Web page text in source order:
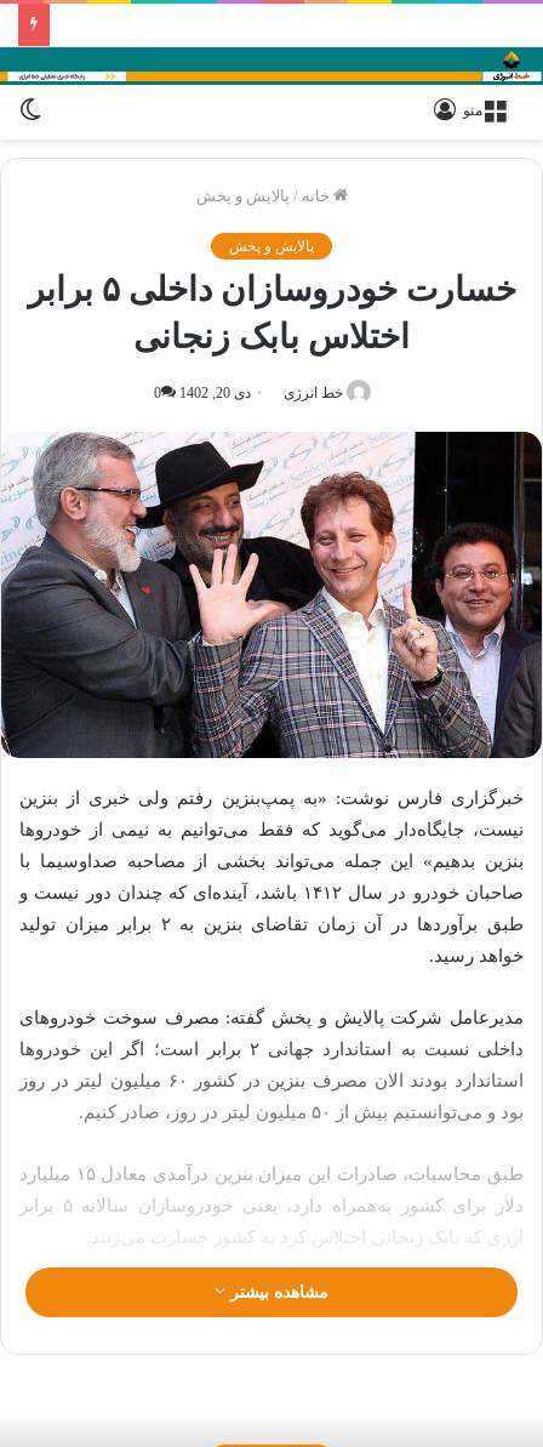
منو
خانه / پالایش و پخش
پالایش و پخش
خسارت خودروسازان داخلی ۵ برابر
اختلاس بابک زنجانی
خط انرژی دی 20, 1402 0
خبرگزاری فارس نوشت: «به پمپ‌بنزین رفتم ولی خبری از بنزین
نیست، جایگاه‌دار می‌گوید که فقط می‌توانیم به نیمی از خودروها
بنزین بدهیم» این جمله می‌تواند بخشی از مصاحبه صداوسیما با
صاحبان خودرو در سال ۱۴۱۲ باشد، آینده‌ای که چندان دور نیست و
طبق برآوردها در آن زمان تقاضای بنزین به ۲ برابر میزان تولید
خواهد رسید.
مدیرعامل شرکت پالایش و پخش گفته: مصرف سوخت خودروهای
داخلی نسبت به استاندارد جهانی ۲ برابر است؛ اگر این خودروها
استاندارد بودند الان مصرف بنزین در کشور ۶۰ میلیون لیتر در روز
بود و می‌توانستیم بیش از ۵۰ میلیون لیتر در روز، صادر کنیم.
طبق محاسبات، صادرات این میزان بنزین درآمدی معادل ۱۵ میلیارد
دلار برای کشور به‌همراه دارد، یعنی خودروسازان سالانه ۵ برابر
ارزی که بابک زنجانی اختلاس کرد به کشور خسارت می‌زنند.
مشاهده بیشتر